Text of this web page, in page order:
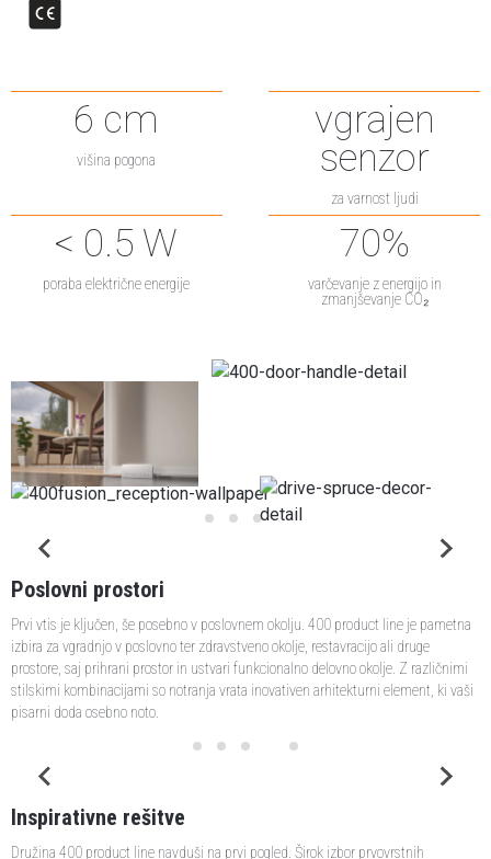
6 cm
višina pogona
vgrajen
senzor
za varnost ljudi
< 0.5 W
poraba električne energije
70%
varčevanje z energijo in
zmanjševanje CO₂
Poslovni prostori
Prvi vtis je ključen, še posebno v poslovnem okolju. 400 product line je pametna
izbira za vgradnjo v poslovno ter zdravstveno okolje, restavracijo ali druge
prostore, saj prihrani prostor in ustvari funkcionalno delovno okolje. Z različnimi
stilskimi kombinacijami so notranja vrata inovativen arhitekturni element, ki vaši
pisarni doda osebno noto.
Inspirativne rešitve
Družina 400 product line navduši na prvi pogled. Širok izbor prvovrstnih